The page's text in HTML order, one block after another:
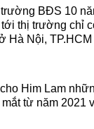
BĐS 10
tới thị trường chỉ
Hà Nội,
Him Lam
từ năm 2021